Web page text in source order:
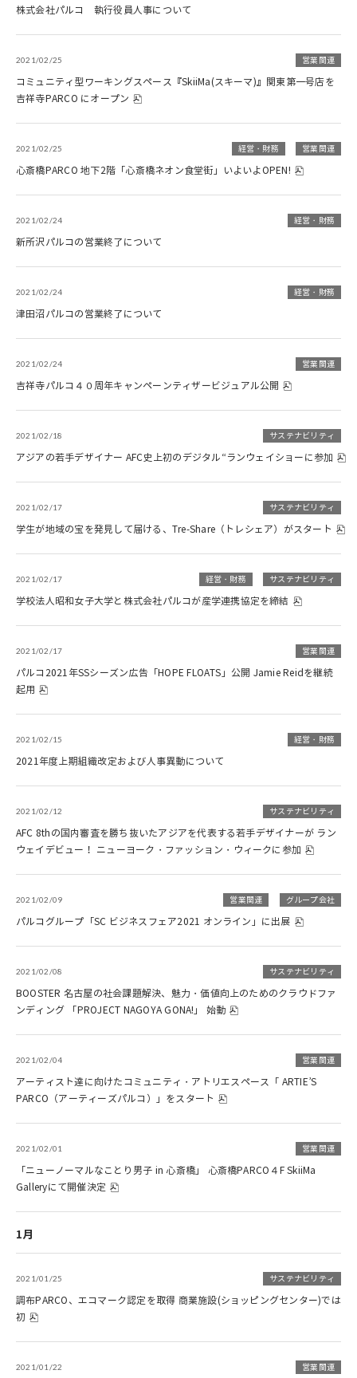
株式会社パルコ 執行役員人事について
2021/02/25 営業関連
コミュニティ型ワーキングスペース『SkiiMa(スキーマ)』関東第一号店を
吉祥寺PARCO にオープン
2021/02/25 経営・財務 営業関連
心斎橋PARCO 地下2階「心斎橋ネオン食堂街」いよいよOPEN!
2021/02/24 経営・財務
新所沢パルコの営業終了について
2021/02/24 経営・財務
津田沼パルコの営業終了について
2021/02/24 営業関連
吉祥寺パルコ４０周年キャンペーンティザービジュアル公開
2021/02/18 サステナビリティ
アジアの若手デザイナー AFC史上初のデジタル“ランウェイショーに参加
2021/02/17 サステナビリティ
学生が地域の宝を発見して届ける、Tre-Share（トレシェア）がスタート
2021/02/17 経営・財務 サステナビリティ
学校法人昭和女子大学と株式会社パルコが産学連携協定を締結
2021/02/17 営業関連
パルコ2021年SSシーズン広告「HOPE FLOATS」公開 Jamie Reidを継続
起用
2021/02/15 経営・財務
2021年度上期組織改定および人事異動について
2021/02/12 サステナビリティ
AFC 8thの国内審査を勝ち抜いたアジアを代表する若手デザイナーが ラン
ウェイデビュー！ ニューヨーク・ファッション・ウィークに参加
2021/02/09 営業関連 グループ会社
パルコグループ「SC ビジネスフェア2021 オンライン」に出展
2021/02/08 サステナビリティ
BOOSTER 名古屋の社会課題解決、魅力・価値向上のためのクラウドファ
ンディング 「PROJECT NAGOYA GONA!」 始動
2021/02/04 営業関連
アーティスト達に向けたコミュニティ・アトリエスペース「 ARTIE’S
PARCO（アーティーズパルコ）」をスタート
2021/02/01 営業関連
「ニューノーマルなことり男子 in 心斎橋」 心斎橋PARCO４F SkiiMa
Galleryにて開催決定
1月
2021/01/25 サステナビリティ
調布PARCO、エコマーク認定を取得 商業施設(ショッピングセンター)では
初
2021/01/22 営業関連